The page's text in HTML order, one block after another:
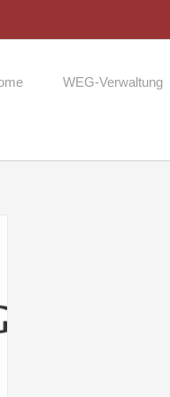
WEG-Verwaltung